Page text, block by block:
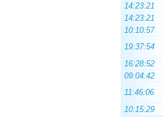
14:23:21
14:23:21
10:10:57
19:37:54
16:28:52
09:04:42
11:46:06
10:15:29